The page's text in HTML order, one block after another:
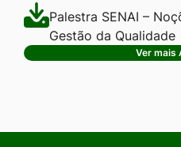
Palestra SENAI –
Gestão da Qualidade
Ver mais